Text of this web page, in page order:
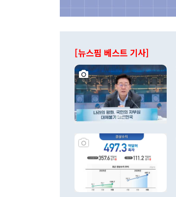
[뉴스핌 베스트 기사]